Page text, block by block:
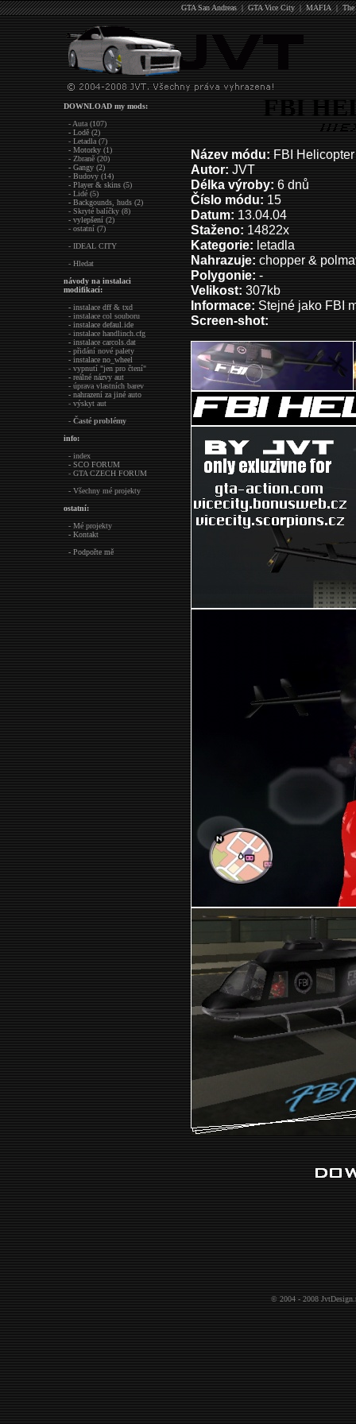
GTA San Andreas|GTA Vice City|MAFIA|
DOWNLOAD my mods:
- Auta (107)
- Lodě (2)
- Letadla (7)
- Motorky (1)
- Zbraně (20)
- Gangy (2)
- Budovy (14)
- Player & skins (5)
- Lidé (5)
- Backgounds, huds (2)
- Skryté balíčky (8)
- vylepšení (2)
- ostatní (7)
- IDEAL CITY
- Hledat
návody na instalaci
modifikací:
- instalace dff & txd
- instalace col souboru
- instalace defaul.ide
- instalace handlinch.cfg
- instalace carcols.dat
- přidání nové palety
- instalace no_wheel
- vypnutí "jen pro čtení"
- reálné názvy aut
- úprava vlastních barev
- nahrazení za jiné auto
- výskyt aut
-Časté problémy
info:
- index
- SCO FORUM
- GTA CZECH FORUM
- Všechny mé projekty
ostatní:
- Mé projekty
- Kontakt
- Podpořte mě
FBI
Název módu:FBI Helicopter
Autor:JVT
Délka výroby:6 dnů
Číslo módu:15
Datum:13.04.04
Staženo:14822x
Kategorie: letadla
Nahrazuje:chopper &
Polygonie:-
Velikost:307kb
Informace:Stejné jako FBI
Screen-shot:
© 2004 - 2008